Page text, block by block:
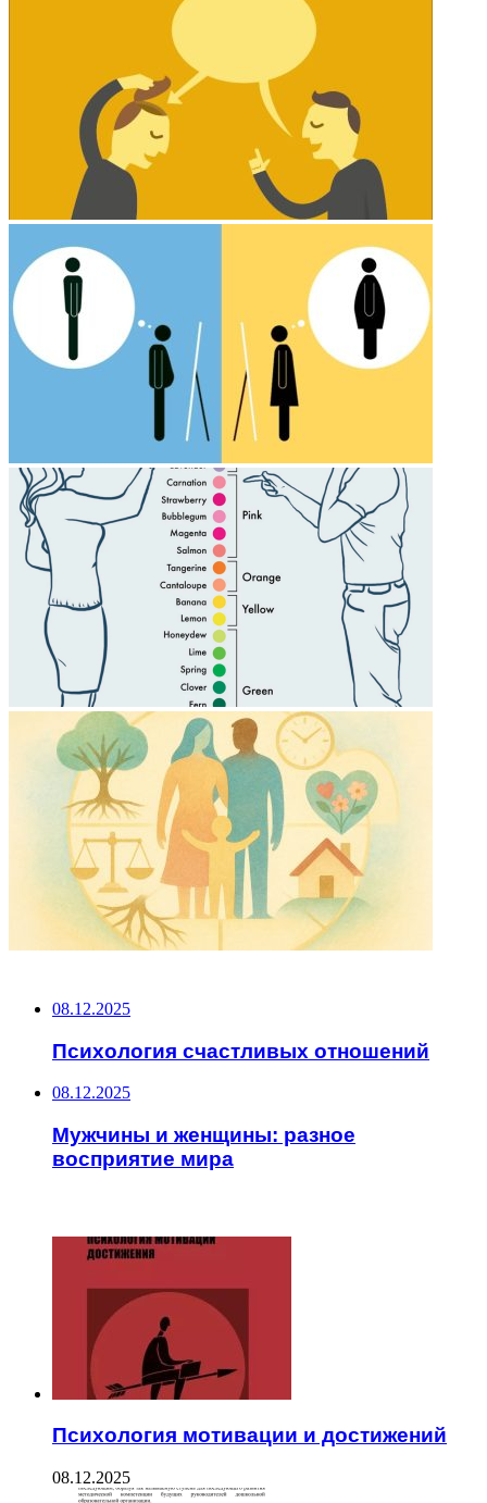
08.12.2025
Психология счастливых отношений
08.12.2025
Мужчины и женщины: разное
восприятие мира
Психология мотивации и достижений
08.12.2025